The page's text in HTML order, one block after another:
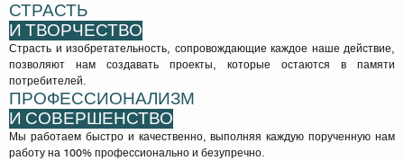
СТРАСТЬ
И ТВОРЧЕСТВО
Страсть и изобретательность, сопровождающие каждое наше действие,
позволяют нам создавать проекты, которые остаются в памяти
потребителей.
ПРОФЕССИОНАЛИЗМ
И СОВЕРШЕНСТВО
Мы работаем быстро и качественно, выполняя каждую порученную нам
работу на 100% профессионально и безупречно.